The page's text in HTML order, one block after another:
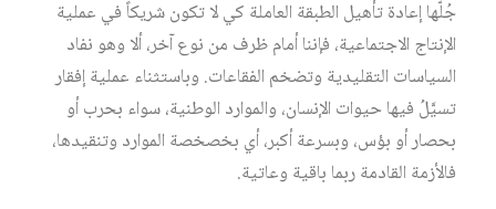
جُلّها إعادة تأهيل الطبقة العاملة كي لا تكون شريكاً في عملية
الإنتاج الاجتماعية، فإننا أمام ظرف من نوع آخر، ألا وهو نفاد
السياسات التقليدية وتضخم الفقاعات. وباستثناء عملية إفقار
تسيَّلُ فيها حيوات الإنسان، والموارد الوطنية، سواء بحرب أو
بحصار أو بؤس، وبسرعة أكبر، أي بخصخصة الموارد وتنقيدها،
فالأزمة القادمة ربما باقية وعاتية.